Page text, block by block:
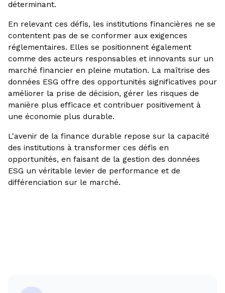
déterminant.
En relevant ces défis, les institutions financières ne se
contentent pas de se conformer aux exigences
réglementaires. Elles se positionnent également
comme des acteurs responsables et innovants sur un
marché financier en pleine mutation. La maîtrise des
données ESG offre des opportunités significatives pour
améliorer la prise de décision, gérer les risques de
manière plus efficace et contribuer positivement à
une économie plus durable.
L'avenir de la finance durable repose sur la capacité
des institutions à transformer ces défis en
opportunités, en faisant de la gestion des données
ESG un véritable levier de performance et de
différenciation sur le marché.